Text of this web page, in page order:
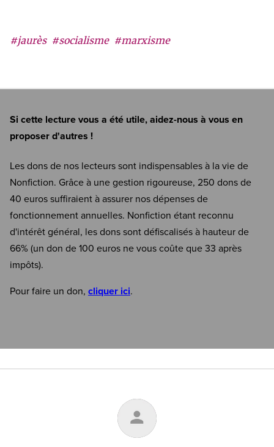
#jaurès #socialisme #marxisme
Si cette lecture vous a été utile, aidez-nous à vous en
proposer d'autres !
Les dons de nos lecteurs sont indispensables à la vie de
Nonfiction. Grâce à une gestion rigoureuse, 250 dons de
40 euros suffiraient à assurer nos dépenses de
fonctionnement annuelles. Nonfiction étant reconnu
d'intérêt général, les dons sont défiscalisés à hauteur de
66% (un don de 100 euros ne vous coûte que 33 après
impôts).
Pour faire un don, cliquer ici.